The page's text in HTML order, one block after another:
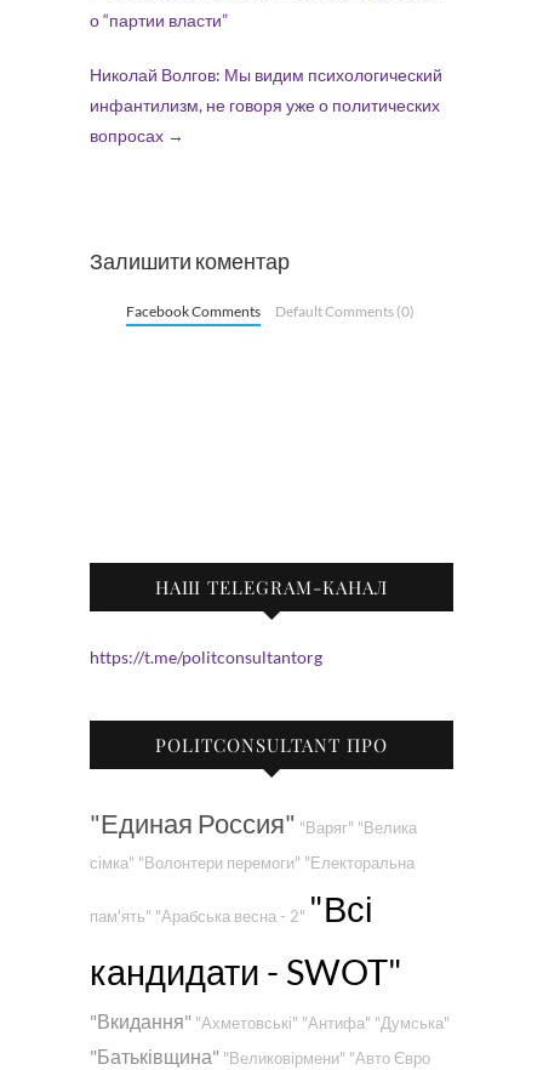
о “партии власти”
Николай Волгов: Мы видим психологический
инфантилизм, не говоря уже о политических
вопросах →
Залишити коментар
Facebook Comments Default Comments (0)
НАШ TELEGRAM-КАНАЛ
https://t.me/politconsultantorg
POLITCONSULTANT ПРО
"Единая Россия" "Варяг" "Велика
сімка" "Волонтери перемоги" "Електоральна
пам'ять" "Арабська весна - 2" "Всі
кандидати - SWOT"
"Вкидання" "Ахметовські" "Антифа" "Думська"
"Батьківщина" "Великовірмени" "Авто Євро